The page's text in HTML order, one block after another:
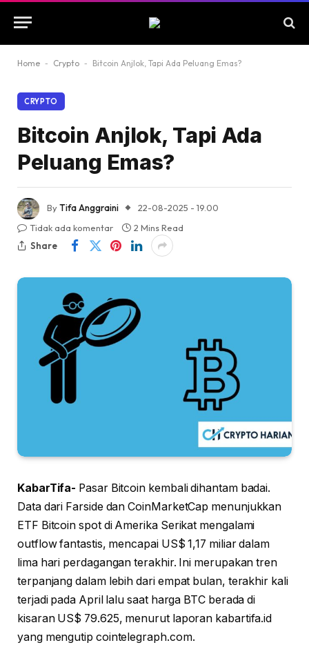
Home - Crypto - Bitcoin Anjlok, Tapi Ada Peluang Emas?
CRYPTO
Bitcoin Anjlok, Tapi Ada
Peluang Emas?
ByTifa Anggraini
22-08-2025 - 19.00
Tidak ada komentar
2 Mins Read
Share
KabarTifa- Pasar Bitcoin kembali dihantam badai.
Data dari Farside dan CoinMarketCap menunjukkan
ETF Bitcoin spot di Amerika Serikat mengalami
outflow fantastis, mencapai US$ 1,17 miliar dalam
lima hari perdagangan terakhir. Ini merupakan tren
terpanjang dalam lebih dari empat bulan, terakhir kali
terjadi pada April lalu saat harga BTC berada di
kisaran US$ 79.625, menurut laporan kabartifa.id
yang mengutip cointelegraph.com.